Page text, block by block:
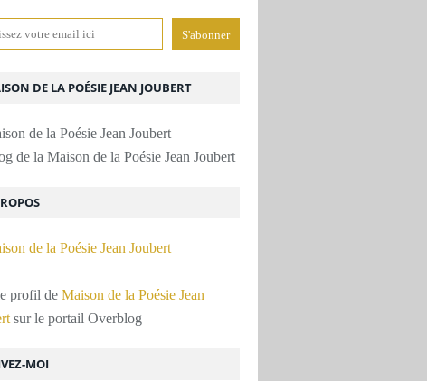
MOI
DE LA POÉSIE JEAN JOUBERT
de la Maison de la Poésie Jean Joubert
profil de Maison de la Poésie Jean
sur le portail Overblog